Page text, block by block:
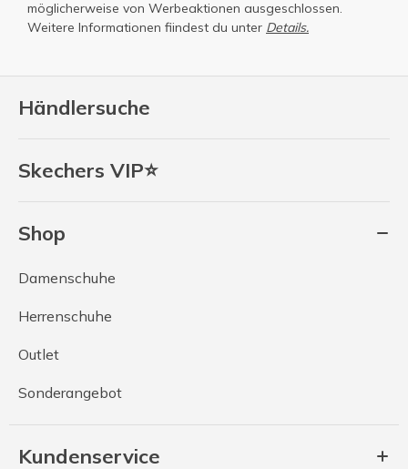
Händlersuche
Skechers VIP⭐
Shop
Damenschuhe
Herrenschuhe
Outlet
Sonderangebot
Kundenservice
möglicherweise von Werbeaktionen ausgeschlossen.
Weitere Informationen fiindest du unter Details.